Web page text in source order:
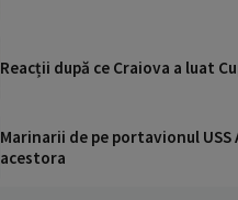
Reacții după ce Craiova a luat
Marinarii de pe portavionul
acestora